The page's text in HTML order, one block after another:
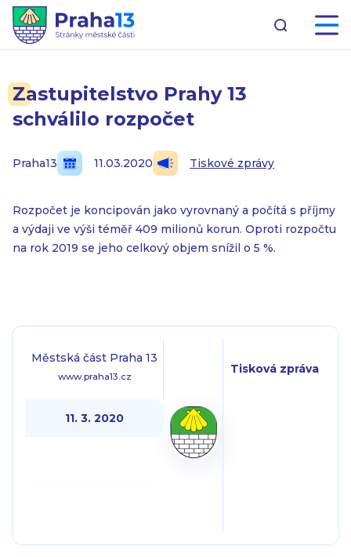
Zastupitelstvo Prahy 13
schválilo rozpočet
Praha13 11.03.2020 Tiskové zprávy
Rozpočet je koncipován jako vyrovnaný a počítá s příjmy
a výdaji ve výši téměř 409 milionů korun. Oproti rozpočtu
na rok 2019 se jeho celkový objem snížil o 5 %.
Městská část Praha 13
www.praha13.cz
Tisková zpráva
11. 3. 2020